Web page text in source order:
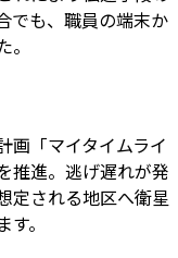
でも、職員の端末か
画「マイタイムライ
推進。逃げ遅れが発
定される地区へ衛星
。